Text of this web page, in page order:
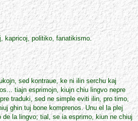
kapricoj, politiko, fanatikismo.
sed kontraue, ke ni ilin serchu kaj
tiajn esprimojn, kiujn chiu lingvo nepre
traduki, sed ne simple eviti ilin, pro timo,
ghin tuj bone komprenos. Unu el la plej
la lingvo; tial, se ia esprimo, kiun ne chiuj